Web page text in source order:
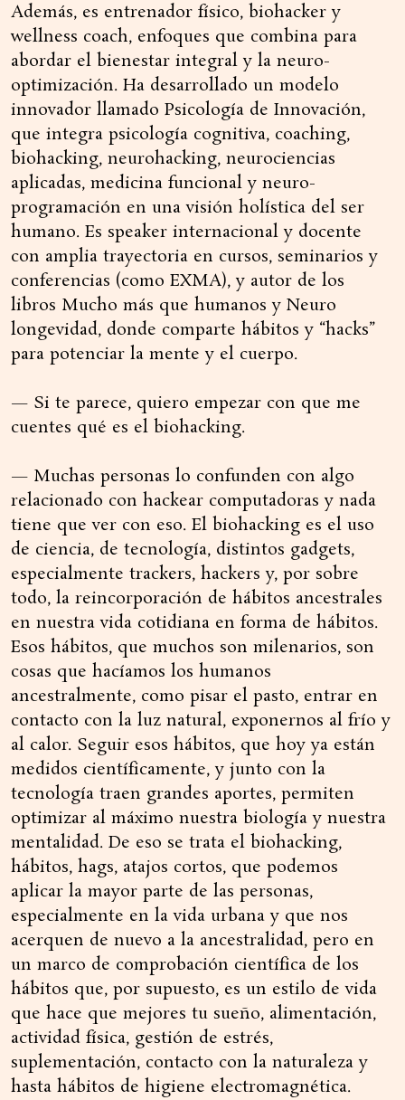
Además, es entrenador físico, biohacker y
wellness coach, enfoques que combina para
abordar el bienestar integral y la neuro-
optimización. Ha desarrollado un modelo
innovador llamado Psicología de Innovación,
que integra psicología cognitiva, coaching,
biohacking, neurohacking, neurociencias
aplicadas, medicina funcional y neuro-
programación en una visión holística del ser
humano. Es speaker internacional y docente
con amplia trayectoria en cursos, seminarios y
conferencias (como EXMA), y autor de los
libros Mucho más que humanos y Neuro
longevidad, donde comparte hábitos y “hacks”
para potenciar la mente y el cuerpo.
— Si te parece, quiero empezar con que me
cuentes qué es el biohacking.
— Muchas personas lo confunden con algo
relacionado con hackear computadoras y nada
tiene que ver con eso. El biohacking es el uso
de ciencia, de tecnología, distintos gadgets,
especialmente trackers, hackers y, por sobre
todo, la reincorporación de hábitos ancestrales
en nuestra vida cotidiana en forma de hábitos.
Esos hábitos, que muchos son milenarios, son
cosas que hacíamos los humanos
ancestralmente, como pisar el pasto, entrar en
contacto con la luz natural, exponernos al frío y
al calor. Seguir esos hábitos, que hoy ya están
medidos científicamente, y junto con la
tecnología traen grandes aportes, permiten
optimizar al máximo nuestra biología y nuestra
mentalidad. De eso se trata el biohacking,
hábitos, hags, atajos cortos, que podemos
aplicar la mayor parte de las personas,
especialmente en la vida urbana y que nos
acerquen de nuevo a la ancestralidad, pero en
un marco de comprobación científica de los
hábitos que, por supuesto, es un estilo de vida
que hace que mejores tu sueño, alimentación,
actividad física, gestión de estrés,
suplementación, contacto con la naturaleza y
hasta hábitos de higiene electromagnética.